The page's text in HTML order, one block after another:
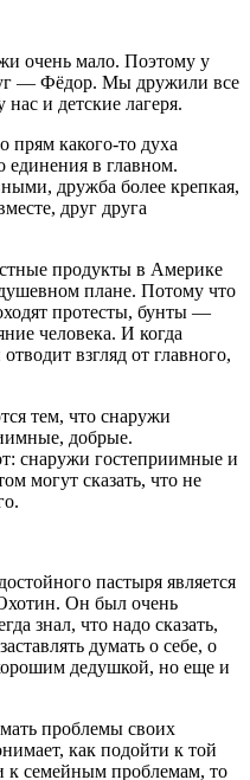
очень мало. Поэтому у
— Фёдор. Мы дружили все
и детские лагеря.
какого-то духа
в главном.
дружба более крепкая,
друг друга
продукты в Америке
плане. Потому что
протесты, бунты —
человека. И когда
взгляд от главного,
тем, что снаружи
добрые.
снаружи гостеприимные и
могут сказать, что не
пастыря является
Он был очень
знал, что надо сказать,
думать о себе, о
дедушкой, но еще и
проблемы своих
как подойти к той
к семейным проблемам, то